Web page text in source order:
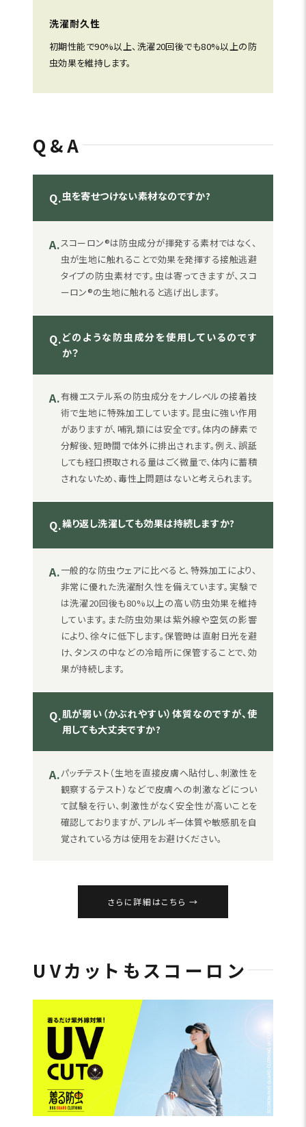
洗濯耐久性
初期性能で90%以上、洗濯20回後でも80%以上の防
虫効果を維持します。
Q&A
Q.虫を寄せつけない素材なのですか?
A.スコーロン®は防虫成分が揮発する素材ではなく、
虫が生地に触れることで効果を発揮する接触逃避
タイプの防虫素材です。虫は寄ってきますが、スコ
ーロン®の生地に触れると逃げ出します。
Q.どのような防虫成分を使用しているのです
か？
A.有機エステル系の防虫成分をナノレベルの接着技
術で生地に特殊加工しています。昆虫に強い作用
がありますが、哺乳類には安全です。体内の酵素で
分解後、短時間で体外に排出されます。例え、誤舐
しても経口摂取される量はごく微量で、体内に蓄積
されないため、毒性上問題はないと考えられます。
Q.繰り返し洗濯しても効果は持続しますか?
A.一般的な防虫ウェアに比べると、特殊加工により、
非常に優れた洗濯耐久性を備えています。実験で
は洗濯20回後も80%以上の高い防虫効果を維持
しています。また防虫効果は紫外線や空気の影響
により、徐々に低下します。保管時は直射日光を避
け、タンスの中などの冷暗所に保管することで、効
果が持続します。
Q.肌が弱い（かぶれやすい）体質なのですが、使
用しても大丈夫ですか?
A.パッチテスト（生地を直接皮膚へ貼付し、刺激性を
観察するテスト）などで皮膚への刺激などについ
て試験を行い、刺激性がなく安全性が高いことを
確認しておりますが、アレルギー体質や敏感肌を自
覚されている方は使用をお避けください。
さらに詳細はこちら
UVカットもスコーロン